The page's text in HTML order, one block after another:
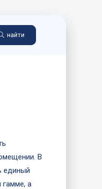
найти
В
единый
гамме, а